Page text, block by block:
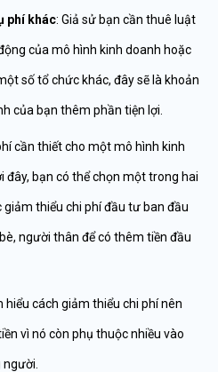
phí khác: Giả sử bạn cần thuê luật
của mô hình kinh doanh hoặc
số tổ chức khác, đây sẽ là khoản
của bạn thêm phần tiện lợi.
cần thiết cho một mô hình kinh
đây, bạn có thể chọn một trong hai
thiểu chi phí đầu tư ban đầu
người thân để có thêm tiền đầu
hiểu cách giảm thiểu chi phí nên
vì nó còn phụ thuộc nhiều vào
người.